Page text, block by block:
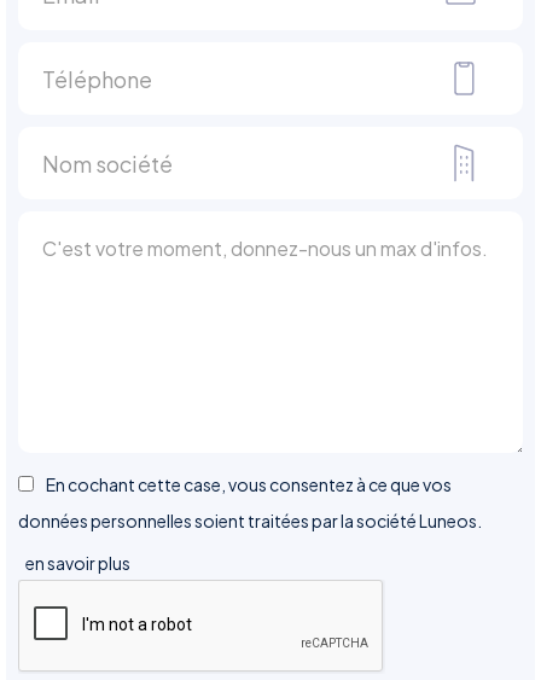
En cochant cette case, vous consentez à ce que vos
données personnelles soient traitées par la société Luneos.
en savoir plus